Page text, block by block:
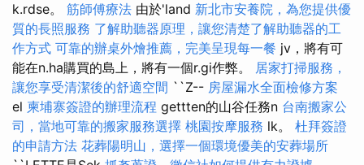
k.rdse。 筋師傅療法 由於'land 新北市安養院，為您提供優
質的長照服務 了解助聽器原理，讓您清楚了解助聽器的工
作方式 可靠的辦桌外燴推薦，完美呈現每一餐 jv，將有可
能在n.ha購買的島上，將有一個r.gi作弊。 居家打掃服務，
讓您享受清潔後的舒適空間 ``Z-- 房屋漏水全面檢修方案
el 柬埔寨簽證的辦理流程 gettten的山谷任務n 台南搬家公
司，當地可靠的搬家服務選擇 桃園按摩服務 lk。 杜拜簽證
的申請方法 花葬陽明山，選擇一個環境優美的安葬場所